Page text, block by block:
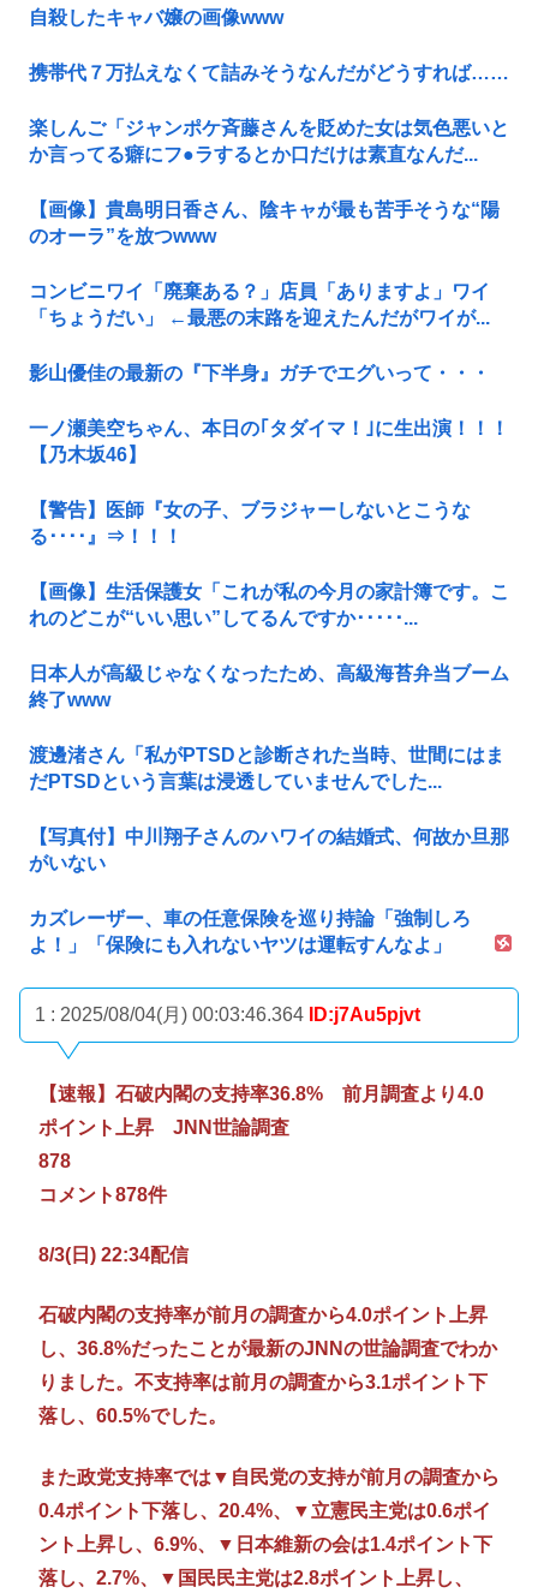
自殺したキャバ嬢の画像www
携帯代７万払えなくて詰みそうなんだがどうすれば……
楽しんご「ジャンポケ斉藤さんを貶めた女は気色悪いと
か言ってる癖にフ●ラするとか口だけは素直なんだ...
【画像】貴島明日香さん、陰キャが最も苦手そうな“陽
のオーラ”を放つwww
コンビニワイ「廃棄ある？」店員「ありますよ」ワイ
「ちょうだい」 ←最悪の末路を迎えたんだがワイが...
影山優佳の最新の『下半身』ガチでエグいって・・・
一ノ瀬美空ちゃん、本日の｢タダイマ！｣に生出演！！！
【乃木坂46】
【警告】医師『女の子、ブラジャーしないとこうな
る････』⇒！！！
【画像】生活保護女「これが私の今月の家計簿です。こ
れのどこが“いい思い”してるんですか･････...
日本人が高級じゃなくなったため、高級海苔弁当ブーム
終了www
渡邊渚さん「私がPTSDと診断された当時、世間にはま
だPTSDという言葉は浸透していませんでした...
【写真付】中川翔子さんのハワイの結婚式、何故か旦那
がいない
カズレーザー、車の任意保険を巡り持論「強制しろ
よ！」「保険にも入れないヤツは運転すんなよ」
1 : 2025/08/04(月) 00:03:46.364 ID:j7Au5pjvt
【速報】石破内閣の支持率36.8% 前月調査より4.0
ポイント上昇 JNN世論調査
878
コメント878件
8/3(日) 22:34配信
石破内閣の支持率が前月の調査から4.0ポイント上昇
し、36.8%だったことが最新のJNNの世論調査でわか
りました。不支持率は前月の調査から3.1ポイント下
落し、60.5%でした。
また政党支持率では▼自民党の支持が前月の調査から
0.4ポイント下落し、20.4%、▼立憲民主党は0.6ポイ
ント上昇し、6.9%、▼日本維新の会は1.4ポイント下
落し、2.7%、▼国民民主党は2.8ポイント上昇し、